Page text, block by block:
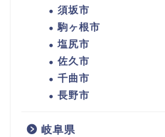
須坂市
駒ヶ根市
塩尻市
佐久市
千曲市
長野市
岐阜県